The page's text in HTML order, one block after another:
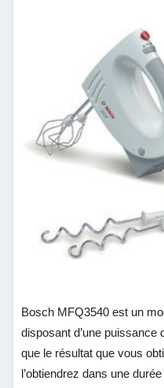
Bosch MFQ3540 est un
disposant d’une puissance
que le résultat que vous
l’obtiendrez dans une